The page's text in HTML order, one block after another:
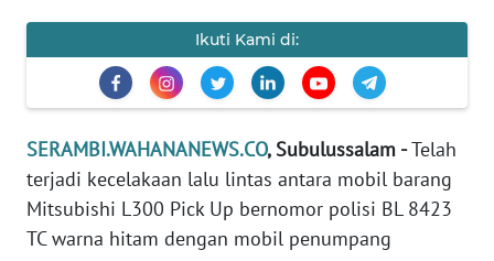
Ikuti Kami di:
SERAMBI.WAHANANEWS.CO, Subulussalam -Telah
terjadi kecelakaan lalu lintas antara mobil barang
Mitsubishi L300 Pick Up bernomor polisi BL 8423
TC warna hitam dengan mobil penumpang
MEDIA
REDAKSI
KARIR